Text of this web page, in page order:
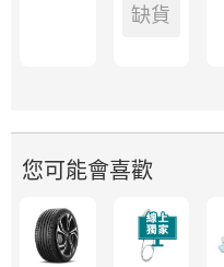
缺貨
您可能會喜歡